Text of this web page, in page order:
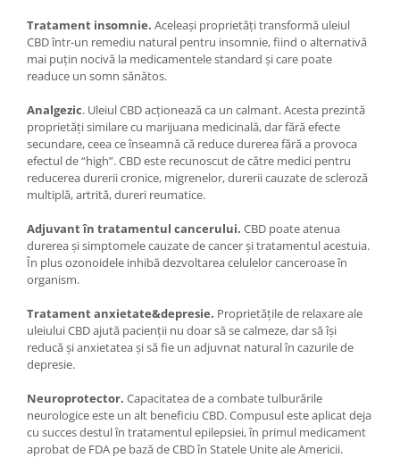
Tratament insomnie. Aceleași proprietăți transformă uleiul
CBD într-un remediu natural pentru insomnie, fiind o alternativă
mai puțin nocivă la medicamentele standard și care poate
readuce un somn sănătos.
Analgezic. Uleiul CBD acționează ca un calmant. Acesta prezintă
proprietăți similare cu marijuana medicinală, dar fără efecte
secundare, ceea ce înseamnă că reduce durerea fără a provoca
efectul de “high”. CBD este recunoscut de către medici pentru
reducerea durerii cronice, migrenelor, durerii cauzate de scleroză
multiplă, artrită, dureri reumatice.
Adjuvant în tratamentul cancerului. CBD poate atenua
durerea și simptomele cauzate de cancer și tratamentul acestuia.
În plus ozonoidele inhibă dezvoltarea celulelor canceroase în
organism.
Tratament anxietate&depresie. Proprietățile de relaxare ale
uleiului CBD ajută pacienții nu doar să se calmeze, dar să își
reducă și anxietatea și să fie un adjuvnat natural în cazurile de
depresie.
Neuroprotector. Capacitatea de a combate tulburările
neurologice este un alt beneficiu CBD. Compusul este aplicat deja
cu succes destul în tratamentul epilepsiei, în primul medicament
aprobat de FDA pe bază de CBD în Statele Unite ale Americii.